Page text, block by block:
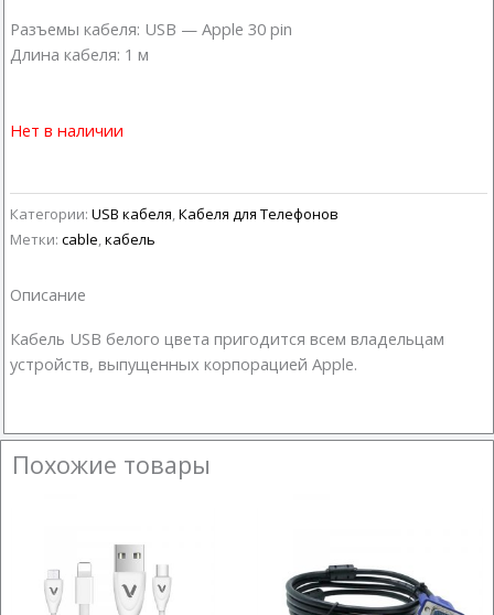
Разъемы кабеля: USB — Apple 30 pin
Длина кабеля: 1 м
Нет в наличии
Категории: USB кабеля,Кабеля для Телефонов
Метки: cable,кабель
Описание
Кабель USB белого цвета пригодится всем владельцам
устройств, выпущенных корпорацией Apple.
Похожие товары